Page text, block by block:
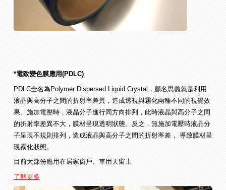
*電致變色膜應用(PDLC)
PDLC全名為Polymer Dispersed Liquid Crystal，顧名思義就是利用
液晶與高分子之間的折射率差異，造成透視與霧化兩種不同的視覺效
果。施加電壓時，液晶分子進行同方向排列，此時液晶與高分子之間
的折射率差異不大，膜材呈現透明狀態。反之，無施加電壓時液晶分
子呈現不規則排列，造成液晶與高分子之間的折射率差， 導致膜材呈
現霧化狀態。
目前大部份應用在居家窗戶、車用天窗上
了解更多